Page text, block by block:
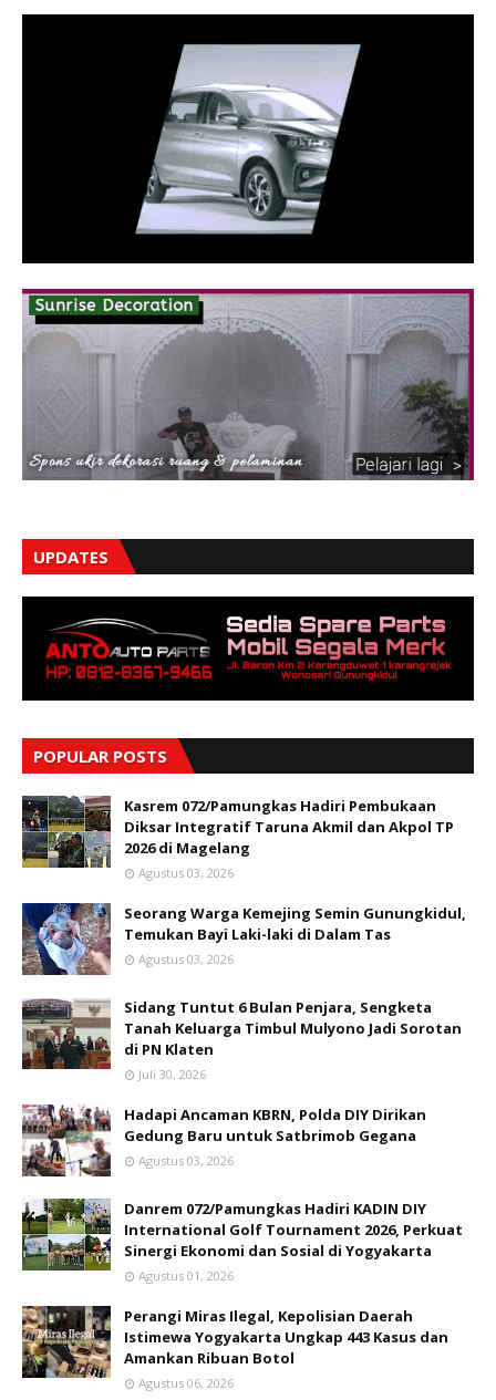
UPDATES
POPULAR POSTS
Kasrem 072/Pamungkas Hadiri Pembukaan
Diksar Integratif Taruna Akmil dan Akpol TP
2026 di Magelang
Agustus 03, 2026
Seorang Warga Kemejing Semin Gunungkidul,
Temukan Bayi Laki-laki di Dalam Tas
Agustus 03, 2026
Sidang Tuntut 6 Bulan Penjara, Sengketa
Tanah Keluarga Timbul Mulyono Jadi Sorotan
di PN Klaten
Juli 30, 2026
Hadapi Ancaman KBRN, Polda DIY Dirikan
Gedung Baru untuk Satbrimob Gegana
Agustus 03, 2026
Danrem 072/Pamungkas Hadiri KADIN DIY
International Golf Tournament 2026, Perkuat
Sinergi Ekonomi dan Sosial di Yogyakarta
Agustus 01, 2026
Perangi Miras Ilegal, Kepolisian Daerah
Istimewa Yogyakarta Ungkap 443 Kasus dan
Amankan Ribuan Botol
Agustus 06, 2026